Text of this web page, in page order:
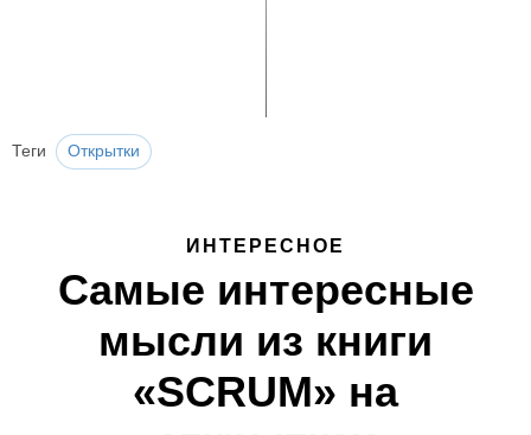
Теги Открытки
ИНТЕРЕСНОЕ
Самые интересные
мысли из книги
«SCRUM» на